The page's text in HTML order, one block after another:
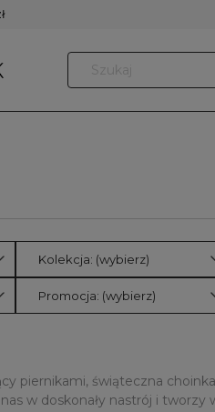
Kolekcja: (wybierz)
Promocja: (wybierz)
piernikami, świąteczna
w doskonały nastrój i tworzy